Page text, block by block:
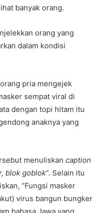
banyak orang.
orang yang
dalam kondisi
pria mengejek
sempat viral di
dengan topi hitam itu
anaknya yang
menuliskan caption
blok goblok“. Selain itu
“Fungsi masker
virus bangun bungker
bahasa Jawa yang